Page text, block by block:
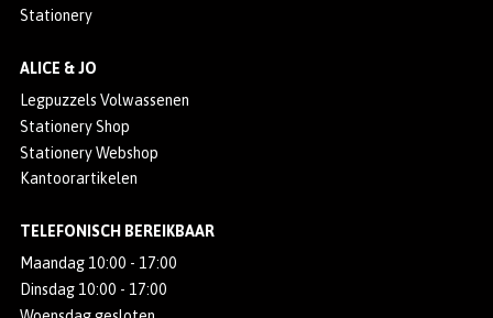
Stationery
ALICE & JO
Legpuzzels Volwassenen
Stationery Shop
Stationery Webshop
Kantoorartikelen
TELEFONISCH BEREIKBAAR
Maandag 10:00 - 17:00
Dinsdag 10:00 - 17:00